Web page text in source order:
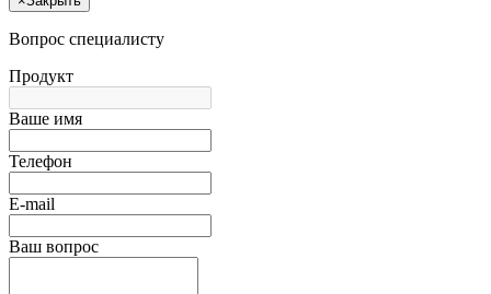
Вопрос специалисту
Продукт
Ваше имя
Телефон
E-mail
Ваш вопрос